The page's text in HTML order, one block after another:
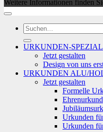
Weitere Informationen finden
Suchen
nach:
URKUNDEN-SPEZIAL
Jetzt gestalten
Design von uns
URKUNDEN ALU/
Jetzt gestalten
Formelle
Urkunden
Urkunden